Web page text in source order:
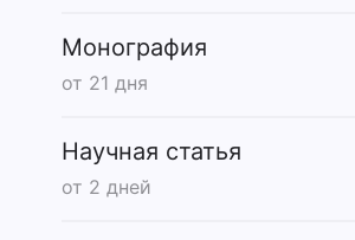
Монография
от 21 дня
Научная статья
от 2 дней